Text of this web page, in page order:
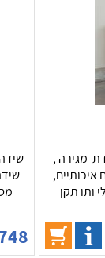
דגם 469. שידת מגירה ,
ותו תקן